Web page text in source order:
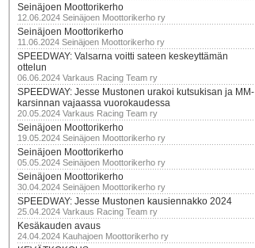
Seinäjoen Moottorikerho
12.06.2024 Seinäjoen Moottorikerho ry
Seinäjoen Moottorikerho
11.06.2024 Seinäjoen Moottorikerho ry
SPEEDWAY: Valsarna voitti sateen keskeyttämän
ottelun
06.06.2024 Varkaus Racing Team ry
SPEEDWAY: Jesse Mustonen urakoi kutsukisan ja MM-
karsinnan vajaassa vuorokaudessa
20.05.2024 Varkaus Racing Team ry
Seinäjoen Moottorikerho
19.05.2024 Seinäjoen Moottorikerho ry
Seinäjoen Moottorikerho
05.05.2024 Seinäjoen Moottorikerho ry
Seinäjoen Moottorikerho
30.04.2024 Seinäjoen Moottorikerho ry
SPEEDWAY: Jesse Mustonen kausiennakko 2024
25.04.2024 Varkaus Racing Team ry
Kesäkauden avaus
24.04.2024 Kauhajoen Moottorikerho ry